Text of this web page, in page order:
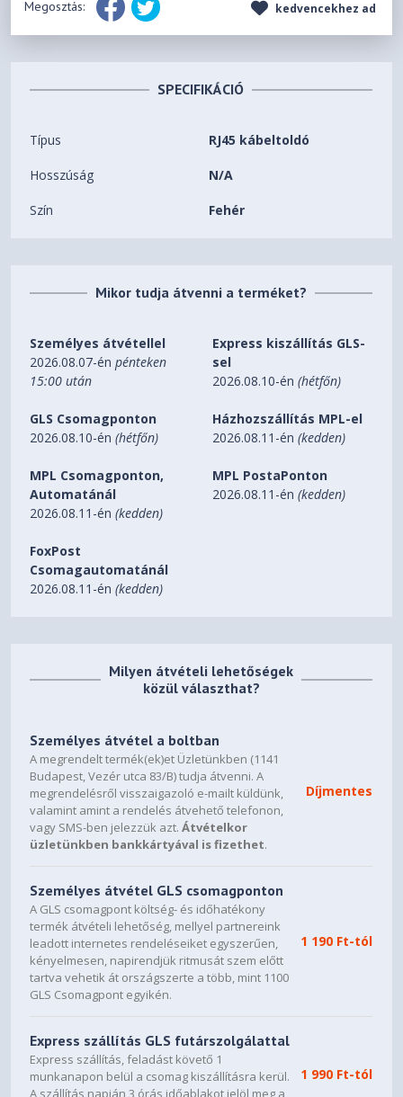
Megosztás: kedvencekhez ad
SPECIFIKÁCIÓ
Típus RJ45 kábeltoldó
Hosszúság N/A
Szín Fehér
Mikor tudja átvenni a terméket?
Személyes átvétellel
2026.08.07-énpénteken
15:00 után
Express kiszállítás GLS-
sel
2026.08.10-én(hétfőn)
GLS Csomagponton
2026.08.10-én(hétfőn)
Házhozszállítás MPL-el
2026.08.11-én(kedden)
MPL Csomagponton,
Automatánál
2026.08.11-én(kedden)
MPL PostaPonton
2026.08.11-én(kedden)
FoxPost
Csomagautomatánál
2026.08.11-én(kedden)
Milyen átvételi lehetőségek
közül választhat?
Személyes átvétel a boltban
A megrendelt termék(ek)et Üzletünkben (1141
Budapest, Vezér utca 83/B) tudja átvenni. A
megrendelésről visszaigazoló e-mailt küldünk,
valamint amint a rendelés átvehető telefonon,
vagy SMS-ben jelezzük azt.Átvételkor
üzletünkben bankkártyával is fizethet.
Díjmentes
Személyes átvétel GLS csomagponton
A GLS csomagpont költség- és időhatékony
termék átvételi lehetőség, mellyel partnereink
leadott internetes rendeléseiket egyszerűen,
kényelmesen, napirendjük ritmusát szem előtt
tartva vehetik át országszerte a több, mint 1100
GLS Csomagpont egyikén.
1 190 Ft-tól
Express szállítás GLS futárszolgálattal
Express szállítás, feladást követő 1
munkanapon belül a csomag kiszállításra kerül.
A szállítás napján 3 órás időablakot jelöl meg a
1 990 Ft-tól